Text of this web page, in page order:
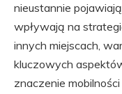
nieustannie
wpływają na
innych miejscach,
kluczowych
znaczenie